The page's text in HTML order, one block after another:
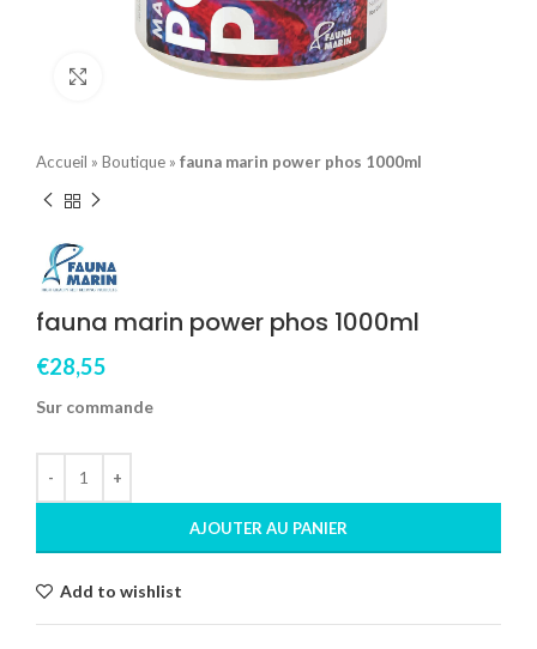
Click to enlarge
Accueil » Boutique » fauna marin power phos 1000ml
fauna marin power phos 1000ml
€28,55
Sur commande
AJOUTER AU PANIER
Add to wishlist